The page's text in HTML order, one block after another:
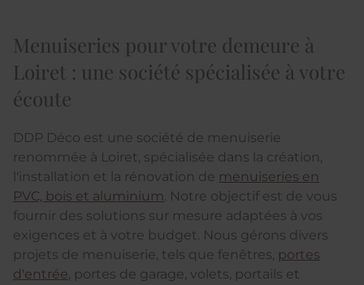
Menuiseries pour votre demeure à
Loiret : une société spécialisée à votre
écoute
DDP Déco est une société de menuiserie
renommée à Loiret, spécialisée dans la création,
l'installation et la rénovation de menuiseries en
PVC, bois et aluminium. Notre objectif est de vous
fournir des solutions sur mesure adaptées à vos
exigences et à votre budget. Nous gérons divers
projets de menuiserie, tels que fenêtres, portes
d'entrée, portes de garage, volets, portails et